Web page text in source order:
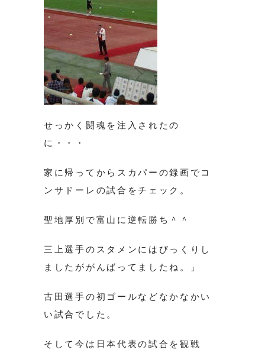
せっかく闘魂を注入されたの
に・・・
家に帰ってからスカパーの録画でコ
ンサドーレの試合をチェック。
聖地厚別で富山に逆転勝ち＾＾
三上選手のスタメンにはびっくりし
ましたががんばってましたね。」
古田選手の初ゴールなどなかなかい
い試合でした。
そして今は日本代表の試合を観戦